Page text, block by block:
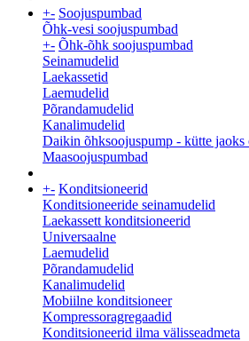
+- Soojuspumbad
Õhk-vesi soojuspumbad
+- Õhk-õhk soojuspumbad
Seinamudelid
Laekassetid
Laemudelid
Põrandamudelid
Kanalimudelid
Daikin õhksoojuspump - kütte jaoks
Maasoojuspumbad
+- Konditsioneerid
Konditsioneeride seinamudelid
Laekassett konditsioneerid
Universaalne
Laemudelid
Põrandamudelid
Kanalimudelid
Mobiilne konditsioneer
Kompressoragregaadid
Konditsioneerid ilma välisseadmeta